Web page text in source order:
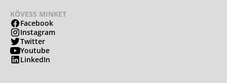
KÖVESS MINKET
Facebook
Instagram
Twitter
Youtube
LinkedIn